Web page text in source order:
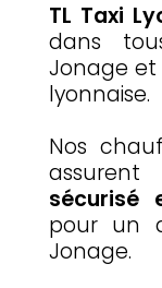
TL Taxi
dans
Jonage
lyonnaise.
Nos
sécurisé
pour un
Jonage.